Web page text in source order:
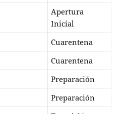
Apertura
Inicial
Cuarentena
Cuarentena
Preparación
Preparación